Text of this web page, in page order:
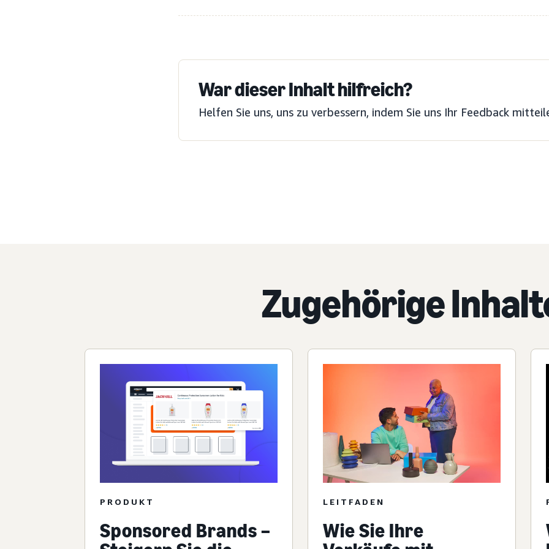
War dieser Inhalt hilfreich?
Helfen Sie uns, uns zu verbessern, indem Sie uns Ihr Feedback
Zugehörige
PRODUKT
Sponsored Brands –
LEITFADEN
Wie Sie Ihre